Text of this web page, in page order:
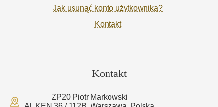
Jak usunąć konto użytkownika?
Kontakt
Kontakt
ZP20 Piotr Markowski